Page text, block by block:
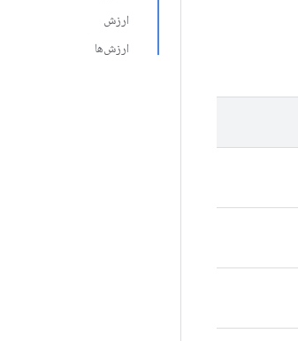
ارزش
ارزش‌ها